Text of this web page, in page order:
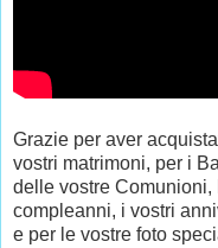
Grazie per aver
vostri matrimoni, per i
delle vostre
compleanni, i vostri
e per le vostre foto